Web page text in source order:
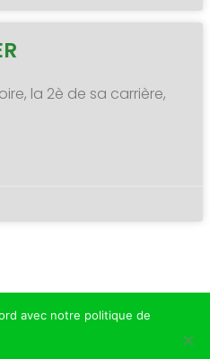
la 2è de sa carrière,
avec notre politique de